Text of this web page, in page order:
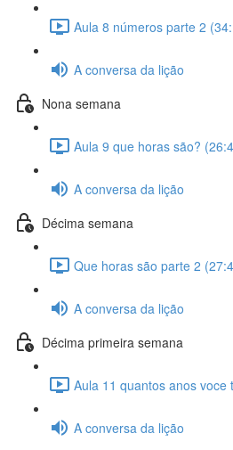
Aula 8 números parte 2
A conversa da lição
Nona semana
Aula 9 que horas são?
A conversa da lição
Décima semana
Que horas são parte 2
A conversa da lição
Décima primeira semana
Aula 11 quantos anos voce
A conversa da lição